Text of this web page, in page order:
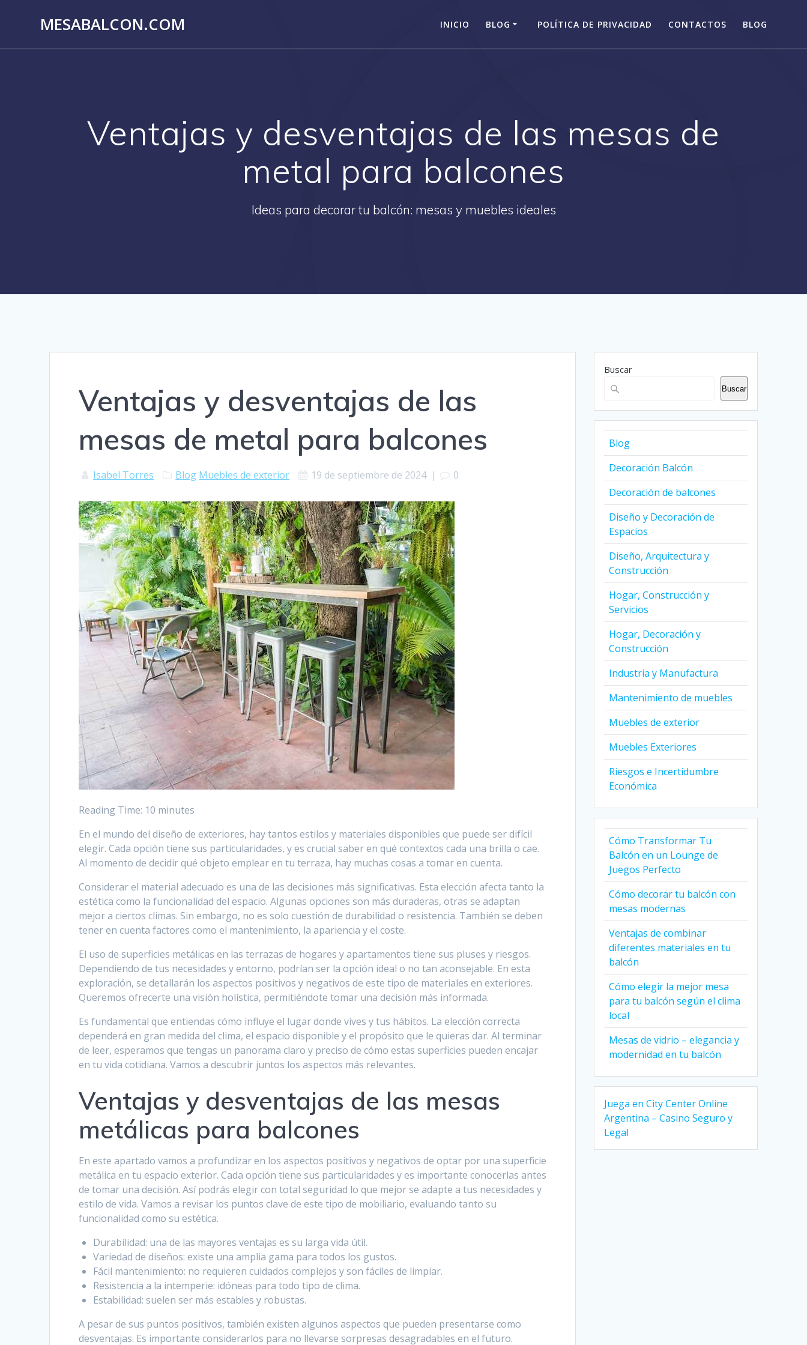
MESABALCON.COM INICIO BLOG POLÍTICA DE PRIVACIDAD CONTACTOS BLOG
Ventajas y desventajas de las mesas de
metal para balcones
Ideas para decorar tu balcón: mesas y muebles ideales
Ventajas y desventajas de las
mesas de metal para balcones
Isabel Torres Blog Muebles de exterior 19 de septiembre de 2024| 0
Reading Time: 10 minutes
En el mundo del diseño de exteriores, hay tantos estilos y materiales disponibles que puede ser difícil
elegir. Cada opción tiene sus particularidades, y es crucial saber en qué contextos cada una brilla o cae.
Al momento de decidir qué objeto emplear en tu terraza, hay muchas cosas a tomar en cuenta.
Considerar el material adecuado es una de las decisiones más significativas. Esta elección afecta tanto la
estética como la funcionalidad del espacio. Algunas opciones son más duraderas, otras se adaptan
mejor a ciertos climas. Sin embargo, no es solo cuestión de durabilidad o resistencia. También se deben
tener en cuenta factores como el mantenimiento, la apariencia y el coste.
El uso de superficies metálicas en las terrazas de hogares y apartamentos tiene sus pluses y riesgos.
Dependiendo de tus necesidades y entorno, podrían ser la opción ideal o no tan aconsejable. En esta
exploración, se detallarán los aspectos positivos y negativos de este tipo de materiales en exteriores.
Queremos ofrecerte una visión holística, permitiéndote tomar una decisión más informada.
Es fundamental que entiendas cómo influye el lugar donde vives y tus hábitos. La elección correcta
dependerá en gran medida del clima, el espacio disponible y el propósito que le quieras dar. Al terminar
de leer, esperamos que tengas un panorama claro y preciso de cómo estas superficies pueden encajar
en tu vida cotidiana. Vamos a descubrir juntos los aspectos más relevantes.
Ventajas y desventajas de las mesas
metálicas para balcones
En este apartado vamos a profundizar en los aspectos positivos y negativos de optar por una superficie
metálica en tu espacio exterior. Cada opción tiene sus particularidades y es importante conocerlas antes
de tomar una decisión. Así podrás elegir con total seguridad lo que mejor se adapte a tus necesidades y
estilo de vida. Vamos a revisar los puntos clave de este tipo de mobiliario, evaluando tanto su
funcionalidad como su estética.
Durabilidad: una de las mayores ventajas es su larga vida útil.
Variedad de diseños: existe una amplia gama para todos los gustos.
Fácil mantenimiento: no requieren cuidados complejos y son fáciles de limpiar.
Resistencia a la intemperie: idóneas para todo tipo de clima.
Estabilidad: suelen ser más estables y robustas.
A pesar de sus puntos positivos, también existen algunos aspectos que pueden presentarse como
desventajas. Es importante considerarlos para no llevarse sorpresas desagradables en el futuro.
Buscar
Buscar
Blog
Decoración Balcón
Decoración de balcones
Diseño y Decoración de
Espacios
Diseño, Arquitectura y
Construcción
Hogar, Construcción y
Servicios
Hogar, Decoración y
Construcción
Industria y Manufactura
Mantenimiento de muebles
Muebles de exterior
Muebles Exteriores
Riesgos e Incertidumbre
Económica
Cómo Transformar Tu
Balcón en un Lounge de
Juegos Perfecto
Cómo decorar tu balcón con
mesas modernas
Ventajas de combinar
diferentes materiales en tu
balcón
Cómo elegir la mejor mesa
para tu balcón según el clima
local
Mesas de vidrio – elegancia y
modernidad en tu balcón
Juega en City Center Online
Argentina – Casino Seguro y
Legal